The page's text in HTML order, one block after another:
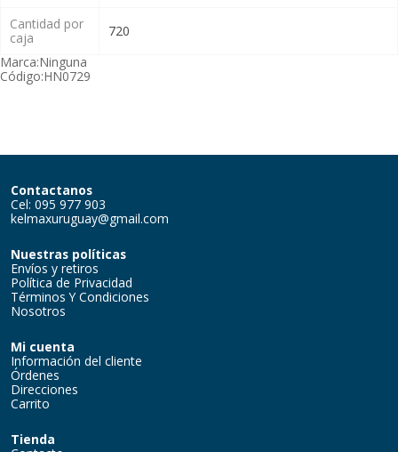
Cantidad por
caja
720
Marca:Ninguna
Código:HN0729
Contactanos
Cel: 095 977 903
kelmaxuruguay@gmail.com
Nuestras políticas
Envíos y retiros
Política de Privacidad
Términos Y Condiciones
Nosotros
Mi cuenta
Información del cliente
Órdenes
Direcciones
Carrito
Tienda